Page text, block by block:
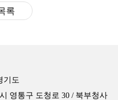
록
영통구 도청로 30 / 북부청사